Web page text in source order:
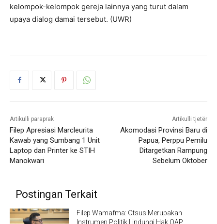
kelompok-kelompok gereja lainnya yang turut dalam
upaya dialog damai tersebut. (UWR)
Artikulli paraprak
Filep Apresiasi Marcleurita
Kawab yang Sumbang 1 Unit
Laptop dan Printer ke STIH
Manokwari
Artikulli tjetër
Akomodasi Provinsi Baru di
Papua, Perppu Pemilu
Ditargetkan Rampung
Sebelum Oktober
Postingan Terkait
Filep Wamafma: Otsus Merupakan
Instrumen Politik Lindungi Hak OAP